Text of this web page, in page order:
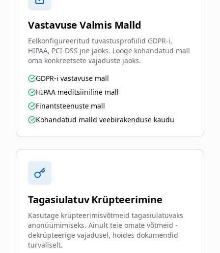
Vastavuse Valmis Malld
Eelkonfigureeritud tuvastusprofiilid GDPR-i,
HIPAA, PCI-DSS jne jaoks. Looge kohandatud mall
oma konkreetsete vajaduste jaoks.
GDPR-i vastavuse mall
HIPAA meditsiiniline mall
Finantsteenuste mall
Kohandatud malld veebirakenduse kaudu
Tagasiulatuv Krüpteerimine
Kasutage krüpteerimisvõtmeid tagasiulatuvaks
anonüümimiseks. Ainult teie omate võtmeid -
dekrüpteerige vajadusel, hoides dokumendid
turvaliselt.